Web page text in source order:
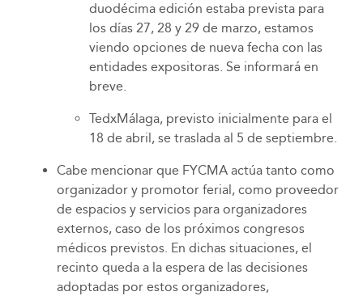
duodécima edición estaba prevista para
los días 27, 28 y 29 de marzo, estamos
viendo opciones de nueva fecha con las
entidades expositoras. Se informará en
breve.
TedxMálaga, previsto inicialmente para el
18 de abril, se traslada al 5 de septiembre.
Cabe mencionar que FYCMA actúa tanto como
organizador y promotor ferial, como proveedor
de espacios y servicios para organizadores
externos, caso de los próximos congresos
médicos previstos. En dichas situaciones, el
recinto queda a la espera de las decisiones
adoptadas por estos organizadores,